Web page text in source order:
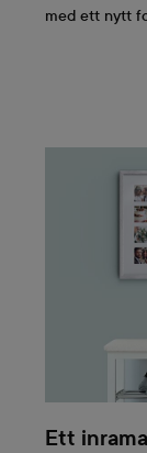
med ett nytt
Ett